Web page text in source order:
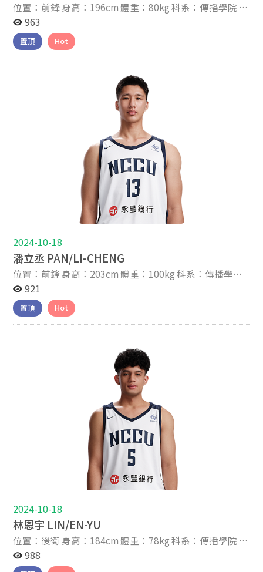
位置：前鋒 身高：196cm 體重：80kg 科系：傳播學院 年
級：大二 家鄉：義大利 高中：南山高中 生日：2006-03-
26 星座：牡羊 IG帳號：woosoz_ 關於我 About Me 2024-
8 我叫張奇恩，因父親工作關係移民到義大利，從小就在
那邊出生長大。 小時候一開始原本要選擇去踢足球，因為
足球是義大利的國球，但因為要申請一些當時比較麻煩的
資料，就選擇去參加當地的籃球俱樂部。那邊的俱樂部屬
於社團性質，一個禮拜練球三次，每次只練一個半小時，
直到我國二升國三的暑假因疫情的關係決定回來台灣打
球。來到台灣開始受到正規的籃球訓練，雖然非常痛苦但
還是盡全力撐完每一餐。 後來到了南山高中，高二才報上
12人名單，而到高三拿了總冠軍，那是一個非常難忘的賽
季，從被外界不看好，12強掉入外卡一路打到冠軍賽，中
間不知道經歷了多少挫折與困難，但很感謝當時的教練、
同學和學弟們，一樣團結一心堅持到最後。 最後決定來政
治大學是因為練球環境和讀書環境都有良好的水準。最終
963
置頂 Hot
2024-10-18
潘立丞 PAN/LI-CHENG
位置：前鋒 身高：203cm 體重：100kg 科系：傳播學院
年級：大二 家鄉：宜蘭 高中：蘇澳海事 生日：2004-10-
23 星座：天蠍 IG帳號：pan._.1023 關於我 About Me
2024-8 我是潘立丞，是位來自宜蘭縣蘇澳鎮的學生。 從
幼稚園放學開始，我就跟爸爸去家裡附近的國小打籃球，
在三年級時加入籃球隊。還記得那時因為加入球隊，成績
下滑，結果被禁止練習，但我還是會偷偷跑去練習。結果
被教練趕回班上，但我還是會偷偷在外面看。 上了國中
後，當然也加入了籃球隊。剛加入第一年我是隊裡最有底
子的，所以就打了控球，當然也是那時新生中最出色的。
之後國二因為身高長高就打到鋒線，到了國三因為身高是
隊裡第二高的，所以打到中鋒。但那時因為轉行，加上換
了新教練，不適應就很碰壁，一整個想放棄籃球。雖然有
繼續練，但一整個就不想練球。 很榮幸能夠加入政大雄鷹
這個大家庭，讓我有很好的機會在這麼好的環境下打球，
專注精進自己的球技。除了打球，讀書的環境也很好，讓
我能充實內在。未來四年不負自己的期望，時刻惦記著籃
球裡的團隊精神，朝著球隊的目標共同邁進。 最後也謝謝
姜董、威哥還有所有教練團隊，以及政治大學整個學校給
我的機會，讓我能在這裡好好讀書打球。我一定會繼續努
力，成為一個好的學生運動員，也期待這四年能持續成
921
置頂 Hot
2024-10-18
林恩宇 LIN/EN-YU
位置：後衛 身高：184cm 體重：78kg 科系：傳播學院 年
級：大二 家鄉：宜蘭 高中：光復高中 生日：2006-08-02
星座：獅子 IG帳號：l_e_y_0802 關於我 About Me 2024-
988